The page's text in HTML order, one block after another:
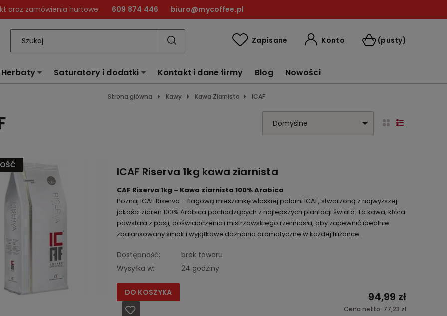
oraz zamówienia hurtowe: 609 874 446 biuro@mycoffee.pl
(pusty)
Zapisane Konto
Herbaty Saturatory i dodatki Kontakt i dane firmy Blog Nowości
Strona główna Kawy Kawa Ziarnista ICAF
ICAF Riserva 1kg kawa ziarnista
CAF Riserva 1kg – Kawa ziarnista 100% Arabica
Poznaj ICAF Riserva – flagową mieszankę włoskiej palarni ICAF, stworzoną z najwyższej
jakości ziaren 100% Arabica pochodzących z najlepszych plantacji świata. To kawa, która
powstała z pasji, doświadczenia i mistrzowskiego rzemiosła, aby zapewnić idealnie
zbalansowany smak i wyjątkowe doznania aromatyczne w każdej filiżance.
Dostępność:
brak towaru
Wysyłka w:
24 godziny
94,99 zł
Cena netto: 77,23 zł
DO KOSZYKA